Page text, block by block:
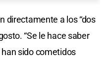
directamente a los “dos
“Se le hace saber
sido cometidos